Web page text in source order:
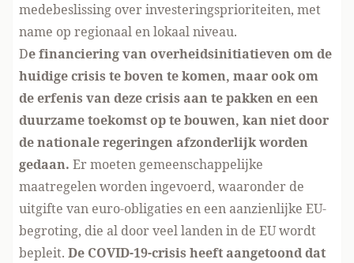
medebeslissing over investeringsprioriteiten, met
name op regionaal en lokaal niveau.
De financiering van overheidsinitiatieven om de
huidige crisis te boven te komen, maar ook om
de erfenis van deze crisis aan te pakken en een
duurzame toekomst op te bouwen, kan niet door
de nationale regeringen afzonderlijk worden
gedaan. Er moeten gemeenschappelijke
maatregelen worden ingevoerd, waaronder de
uitgifte van euro-obligaties en een aanzienlijke EU-
begroting, die al door veel landen in de EU wordt
bepleit. De COVID-19-crisis heeft aangetoond dat